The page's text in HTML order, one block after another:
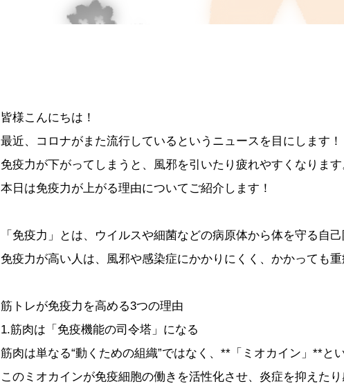
皆様こんにちは！
最近、コロナがまた流行しているというニュースを目にします！
免疫力が下がってしまうと、風邪を引いたり疲れやすくなります
本日は免疫力が上がる理由についてご紹介します！
「免疫力」とは、ウイルスや細菌などの病原体から体を守る自己
免疫力が高い人は、風邪や感染症にかかりにくく、かかっても重
筋トレが免疫力を高める3つの理由
1.筋肉は「免疫機能の司令塔」になる
筋肉は単なる“動くための組織”ではなく、**「ミオカイン」**と
このミオカインが免疫細胞の働きを活性化させ、炎症を抑えた